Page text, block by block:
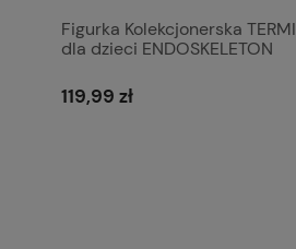
Figurka Kolekcjonerska
dla dzieci ENDOSKELETON
119,99 zł